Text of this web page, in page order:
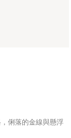
俐落的金線與懸浮